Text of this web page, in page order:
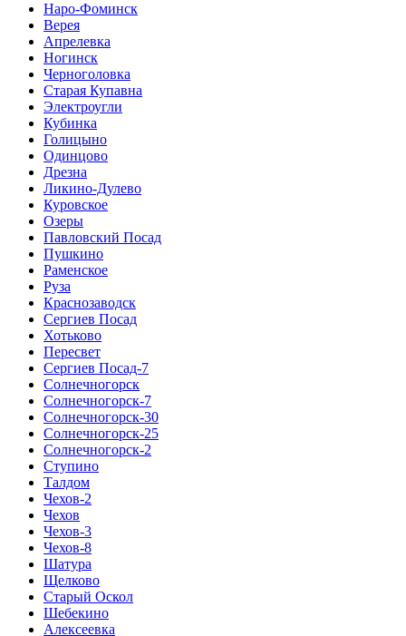
Наро-Фоминск
Верея
Апрелевка
Ногинск
Черноголовка
Старая Купавна
Электроугли
Кубинка
Голицыно
Одинцово
Дрезна
Ликино-Дулево
Куровское
Озеры
Павловский Посад
Пушкино
Раменское
Руза
Краснозаводск
Сергиев Посад
Хотьково
Пересвет
Сергиев Посад-7
Солнечногорск
Солнечногорск-7
Солнечногорск-30
Солнечногорск-25
Солнечногорск-2
Ступино
Талдом
Чехов-2
Чехов
Чехов-3
Чехов-8
Шатура
Щелково
Старый Оскол
Шебекино
Алексеевка